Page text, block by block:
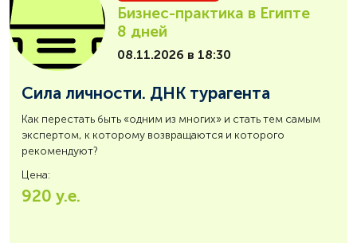
Бизнес-практика в Египте
8 дней
08.11.2026 в 18:30
Сила личности. ДНК турагента
Как перестать быть «одним из многих» и стать тем самым
экспертом, к которому возвращаются и которого
рекомендуют?
Цена:
920 у.е.